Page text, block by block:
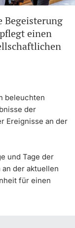
Begeisterung
einen
beleuchten
der
Ereignisse an der
und Tage der
der aktuellen
für einen